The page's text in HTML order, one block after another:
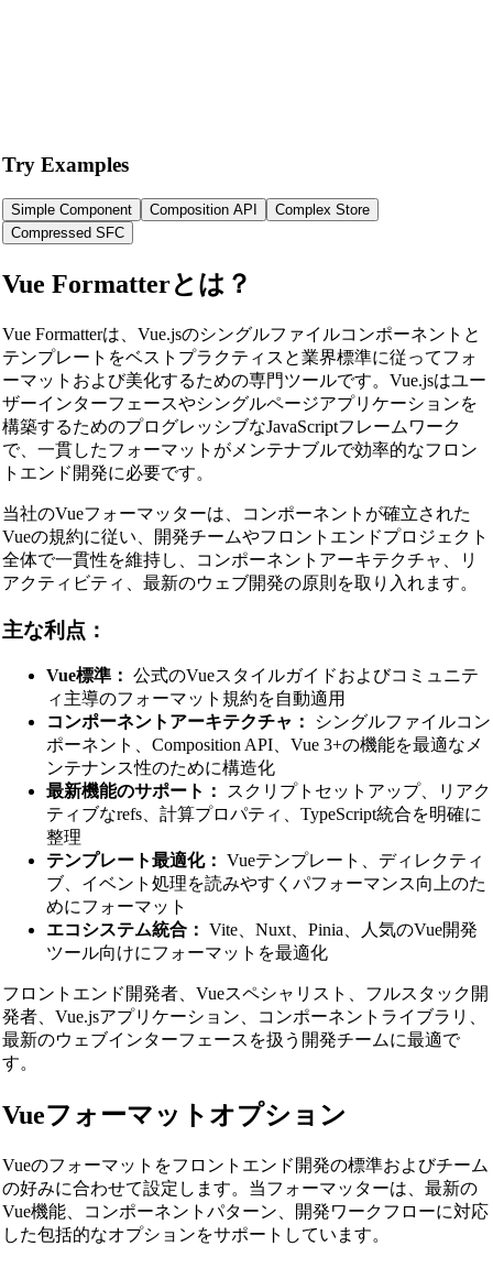
Try Examples
Simple Component Composition API
Complex Store
Compressed SFC
Vue Formatterとは？
Vue Formatterは、Vue.jsのシングルファイルコンポーネントと
テンプレートをベストプラクティスと業界標準に従ってフォ
ーマットおよび美化するための専門ツールです。Vue.jsはユー
ザーインターフェースやシングルページアプリケーションを
構築するためのプログレッシブなJavaScriptフレームワーク
で、一貫したフォーマットがメンテナブルで効率的なフロン
トエンド開発に必要です。
当社のVueフォーマッターは、コンポーネントが確立された
Vueの規約に従い、開発チームやフロントエンドプロジェクト
全体で一貫性を維持し、コンポーネントアーキテクチャ、リ
アクティビティ、最新のウェブ開発の原則を取り入れます。
主な利点：
Vue標準： 公式のVueスタイルガイドおよびコミュニテ
ィ主導のフォーマット規約を自動適用
コンポーネントアーキテクチャ：
シングルファイルコン
ポーネント、Composition API、Vue 3+の機能を最適なメ
ンテナンス性のために構造化
最新機能のサポート：
スクリプトセットアップ、リアク
ティブなrefs、計算プロパティ、TypeScript統合を明確に
整理
テンプレート最適化： Vueテンプレート、ディレクティ
ブ、イベント処理を読みやすくパフォーマンス向上のた
めにフォーマット
エコシステム統合： Vite、Nuxt、Pinia、人気のVue開発
ツール向けにフォーマットを最適化
フロントエンド開発者、Vueスペシャリスト、フルスタック開
発者、Vue.jsアプリケーション、コンポーネントライブラリ、
最新のウェブインターフェースを扱う開発チームに最適で
す。
Vueフォーマットオプション
Vueのフォーマットをフロントエンド開発の標準およびチーム
の好みに合わせて設定します。当フォーマッターは、最新の
Vue機能、コンポーネントパターン、開発ワークフローに対応
した包括的なオプションをサポートしています。